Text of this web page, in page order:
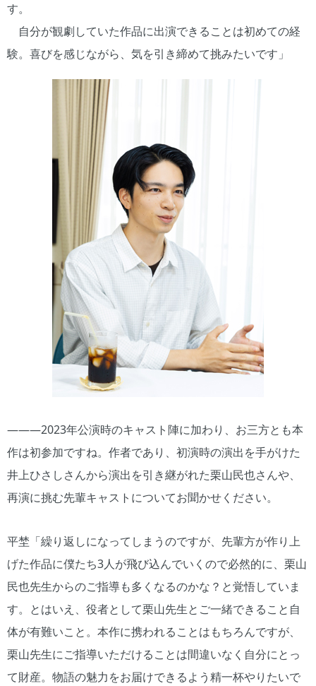
す。
自分が観劇していた作品に出演できることは初めての経
験。喜びを感じながら、気を引き締めて挑みたいです」
―――2023年公演時のキャスト陣に加わり、お三方とも本
作は初参加ですね。作者であり、初演時の演出を手がけた
井上ひさしさんから演出を引き継がれた栗山民也さんや、
再演に挑む先輩キャストについてお聞かせください。
平埜「繰り返しになってしまうのですが、先輩方が作り上
げた作品に僕たち3人が飛び込んでいくので必然的に、栗山
民也先生からのご指導も多くなるのかな？と覚悟していま
す。とはいえ、役者として栗山先生とご一緒できること自
体が有難いこと。本作に携われることはもちろんですが、
栗山先生にご指導いただけることは間違いなく自分にとっ
て財産。物語の魅力をお届けできるよう精一杯やりたいで